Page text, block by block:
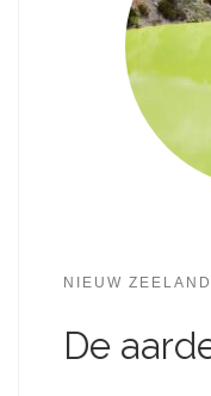
NIEUW ZEELAND
De